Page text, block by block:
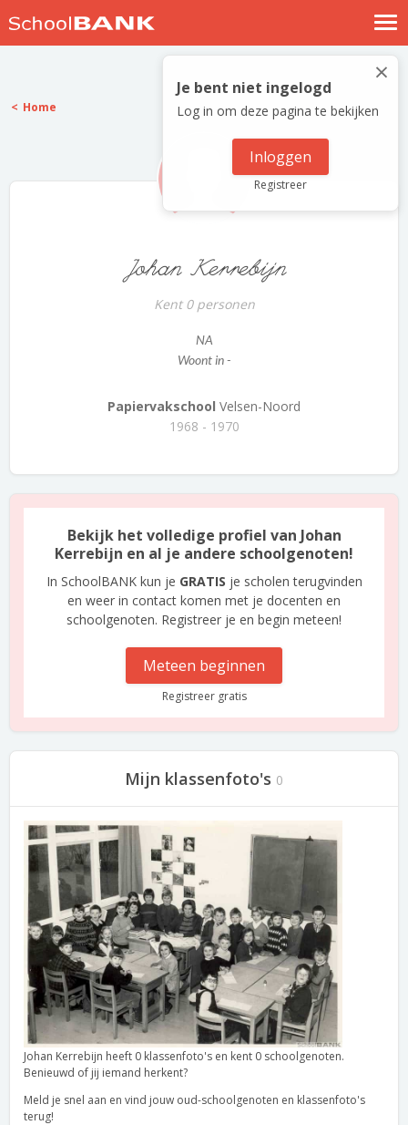
Nostalgische verhalen
Log in
Meld je gratis aan
×
Je bent niet ingelogd
Log in om deze pagina te bekijken
Inloggen
Registreer
Home
Johan Kerrebijn
Kent 0 personen
NA
Woont in -
Papiervakschool Velsen-Noord
1968 - 1970
Bekijk het volledige profiel van Johan
Kerrebijn en al je andere schoolgenoten!
In SchoolBANK kun je GRATIS je scholen terugvinden
en weer in contact komen met je docenten en
schoolgenoten. Registreer je en begin meteen!
Meteen beginnen
Registreer gratis
Mijn klassenfoto's 0
Johan Kerrebijn heeft 0 klassenfoto's en kent 0 schoolgenoten.
Benieuwd of jij iemand herkent?
Meld je snel aan en vind jouw oud-schoolgenoten en klassenfoto's
terug!